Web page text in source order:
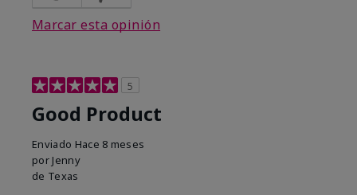
Marcar esta opinión
5
Good Product
Enviado Hace 8 meses
por Jenny
de Texas